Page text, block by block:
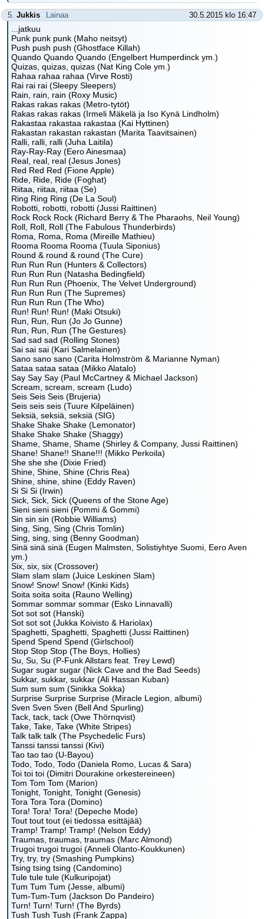
5. Jukkis Lainaa 30.5.2015 klo 16:47
...jatkuu
Punk punk punk (Maho neitsyt)
Push push push (Ghostface Killah)
Quando Quando Quando (Engelbert Humperdinck ym.)
Quizas, quizas, quizas (Nat King Cole ym.)
Rahaa rahaa rahaa (Virve Rosti)
Rai rai rai (Sleepy Sleepers)
Rain, rain, rain (Roxy Music)
Rakas rakas rakas (Metro-tytöt)
Rakas rakas rakas (Irmeli Mäkelä ja Iso Kynä Lindholm)
Rakastaa rakastaa rakastaa (Kai Hyttinen)
Rakastan rakastan rakastan (Marita Taavitsainen)
Ralli, ralli, ralli (Juha Laitila)
Ray-Ray-Ray (Eero Ainesmaa)
Real, real, real (Jesus Jones)
Red Red Red (Fione Apple)
Ride, Ride, Ride (Foghat)
Riitaa, riitaa, riitaa (Se)
Ring Ring Ring (De La Soul)
Robotti, robotti, robotti (Jussi Raittinen)
Rock Rock Rock (Richard Berry & The Pharaohs, Neil Young)
Roll, Roll, Roll (The Fabulous Thunderbirds)
Roma, Roma, Roma (Mireille Mathieu)
Rooma Rooma Rooma (Tuula Siponius)
Round & round & round (The Cure)
Run Run Run (Hunters & Collectors)
Run Run Run (Natasha Bedingfield)
Run Run Run (Phoenix, The Velvet Underground)
Run Run Run (The Supremes)
Run Run Run (The Who)
Run! Run! Run! (Maki Otsuki)
Run, Run, Run (Jo Jo Gunne)
Run, Run, Run (The Gestures)
Sad sad sad (Rolling Stones)
Sai sai sai (Kari Salmelainen)
Sano sano sano (Carita Holmström & Marianne Nyman)
Sataa sataa sataa (Mikko Alatalo)
Say Say Say (Paul McCartney & Michael Jackson)
Scream, scream, scream (Ludo)
Seis Seis Seis (Brujeria)
Seis seis seis (Tuure Kilpeläinen)
Seksiä, seksiä, seksiä (SIG)
Shake Shake Shake (Lemonator)
Shake Shake Shake (Shaggy)
Shame, Shame, Shame (Shirley & Company, Jussi Raittinen)
Shane! Shane!! Shane!!! (Mikko Perkoila)
She she she (Dixie Fried)
Shine, Shine, Shine (Chris Rea)
Shine, shine, shine (Eddy Raven)
Si Si Si (Irwin)
Sick, Sick, Sick (Queens of the Stone Age)
Sieni sieni sieni (Pommi & Gommi)
Sin sin sin (Robbie Williams)
Sing, Sing, Sing (Chris Tomlin)
Sing, sing, sing (Benny Goodman)
Sinä sinä sinä (Eugen Malmsten, Solistiyhtye Suomi, Eero Aven
ym.)
Six, six, six (Crossover)
Slam slam slam (Juice Leskinen Slam)
Snow! Snow! Snow! (Kinki Kids)
Soita soita soita (Rauno Welling)
Sommar sommar sommar (Esko Linnavalli)
Sot sot sot (Hanski)
Sot sot sot (Jukka Koivisto & Hariolax)
Spaghetti, Spaghetti, Spaghetti (Jussi Raittinen)
Spend Spend Spend (Girlschool)
Stop Stop Stop (The Boys, Hollies)
Su, Su, Su (P-Funk Allstars feat. Trey Lewd)
Sugar sugar sugar (Nick Cave and the Bad Seeds)
Sukkar, sukkar, sukkar (Ali Hassan Kuban)
Sum sum sum (Sinikka Sokka)
Surprise Surprise Surprise (Miracle Legion, albumi)
Sven Sven Sven (Bell And Spurling)
Tack, tack, tack (Owe Thörnqvist)
Take, Take, Take (White Stripes)
Talk talk talk (The Psychedelic Furs)
Tanssi tanssi tanssi (Kivi)
Tao tao tao (U-Bayou)
Todo, Todo, Todo (Daniela Romo, Lucas & Sara)
Toi toi toi (Dimitri Dourakine orkestereineen)
Tom Tom Tom (Marion)
Tonight, Tonight, Tonight (Genesis)
Tora Tora Tora (Domino)
Tora! Tora! Tora! (Depeche Mode)
Tout tout tout (ei tiedossa esittäjää)
Tramp! Tramp! Tramp! (Nelson Eddy)
Traumas, traumas, traumas (Marc Almond)
Trugoi trugoi trugoi (Anneli Olanto-Koukkunen)
Try, try, try (Smashing Pumpkins)
Tsing tsing tsing (Candomino)
Tule tule tule (Kulkuripojat)
Tum Tum Tum (Jesse, albumi)
Tum-Tum-Tum (Jackson Do Pandeiro)
Turn! Turn! Turn! (The Byrds)
Tush Tush Tush (Frank Zappa)